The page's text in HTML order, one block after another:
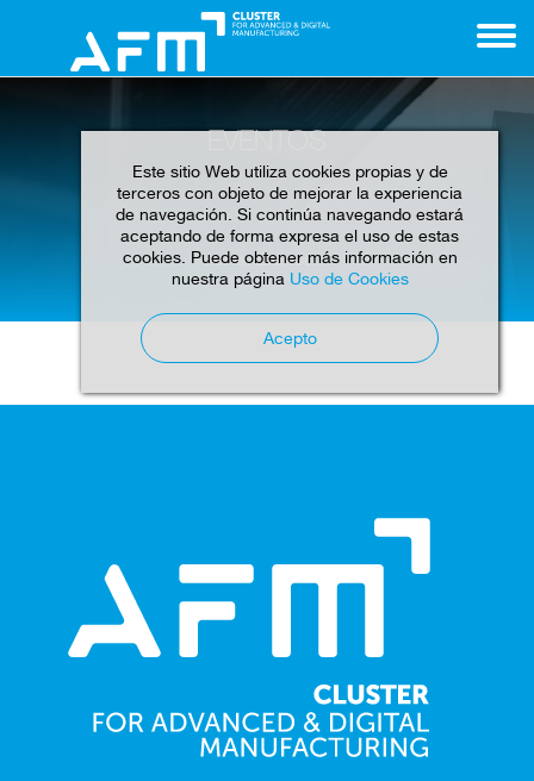
Este sitio Web utiliza cookies propias y de
terceros con objeto de mejorar la experiencia
de navegación. Si continúa navegando estará
aceptando de forma expresa el uso de estas
cookies. Puede obtener más información en
nuestra página Uso de Cookies
Acepto
EVENTOS
Home Eventos